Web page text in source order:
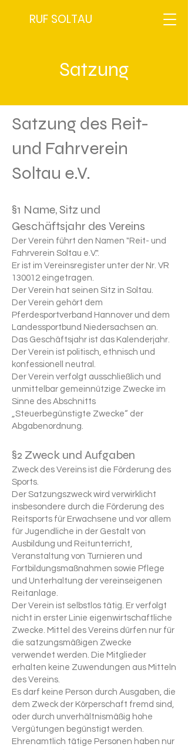
RUF SOLTAU
Satzung
Satzung des Reit-
und Fahrverein
Soltau e.V.
§1 Name, Sitz und
Geschäftsjahr des Vereins
Der Verein führt den Namen "Reit- und
Fahrverein Soltau e.V.".
Er ist im Vereinsregister unter der Nr. VR
130012 eingetragen.
Der Verein hat seinen Sitz in Soltau.
Der Verein gehört d em
Pferdesportverband Hannover und dem
Landessportbund Niedersachsen an.
Das Geschäftsjahr ist das Kalenderjahr.
Der Verein ist politisch, ethnisch und
konfessionell neutral.
Der Verein verfolgt ausschließlich und
unmittelbar gemeinnützige Zwecke im
Sinne des Abschnitts
„Steuerbegünstigte Zwecke“ der
Abgabenordnung.
§2 Zweck und Aufgaben
Zweck des Vereins ist die Förderung des
Sports.
Der Satzungszweck wird verwirklicht
insbesondere durch die Förderung des
Reitsports für Erwachsene und vor allem
für Jugendliche in der Gestalt von
Ausbildung und Reitunterricht,
Veranstaltung von Turnieren und
Fortbildungsmaßnahmen sowie Pflege
und Unterhaltung der vereinseigenen
Reitanlage.
Der Verein ist selbstlos tätig. Er verfolgt
nicht in erster Linie eigenwirtschaftliche
Zwecke. Mittel des Vereins dürfen nur für
die satzungsmäßigen Zwecke
verwendet werden. Die Mitglieder
erhalten keine Zuwendungen aus Mitteln
des Vereins.
Es darf keine Person durch Ausgaben, die
dem Zweck der Körperschaft fremd sind,
oder durch unverhältnismäßig hohe
Vergütungen begünstigt werden.
Ehrenamtlich tätige Personen haben nur